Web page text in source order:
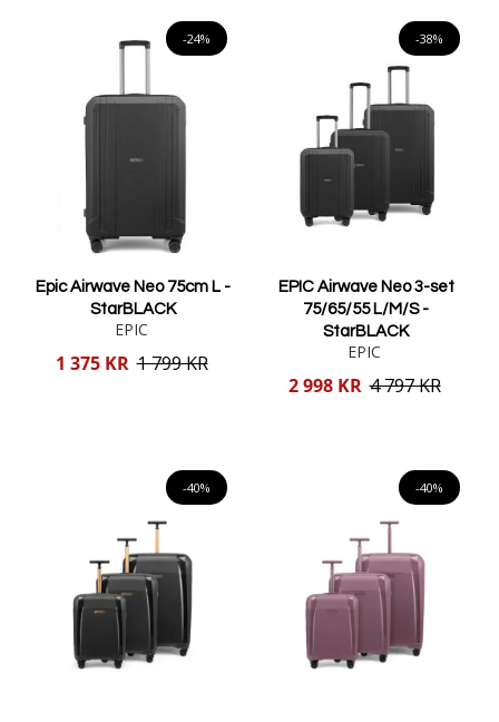
-24%
Epic Airwave Neo 75cm L -
StarBLACK
EPIC
Reducerat
1 375 KR 1 799 KR
-38%
EPIC Airwave Neo 3-set
75/65/55 L/M/S -
StarBLACK
EPIC
Reducerat
2 998 KR 4 797 KR
-40% -40%